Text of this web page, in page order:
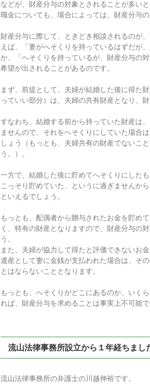
などが、財産分与の対象とされることが多い
職金についても、場合によっては、財産分与
財産分与に際して、ときどき相談されるのが
えば、「妻がへそくりを持っているはずだが
か、「へそくりを持っているが、財産分与の
希望が出されることがあるのです。
まず、前提として、夫婦が結婚した後に得た
っていい部分）は、夫婦の共有財産となり、
すなわち、結婚する前から持っていた財産は
ませんので、それをへそくりにしていた場合
しょう（もっとも、夫婦共有の財産でないこ
う。）。
一方で、結婚した後に貯めてへそくりにした
こっそり貯めていた、というに過ぎませんか
といえるでしょう。
もっとも、配偶者から贈与されたお金を貯め
く、特有の財産となりますので、財産分与の
う。
また、夫婦が協力して得たと評価できないお
遺産として妻に金銭が支払われた場合は、そ
とはならないこととなります。
もっとも、へそくりがどこにあるのか、いく
れば、財産分与を求めることは事実上不可能で
流山法律事務所設立から１年経ちまし
流山法律事務所の弁護士の川越伸裕です。